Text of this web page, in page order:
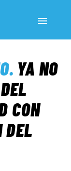
. YA NO
CON
DEL